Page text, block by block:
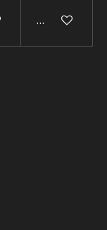
panierAjouter au